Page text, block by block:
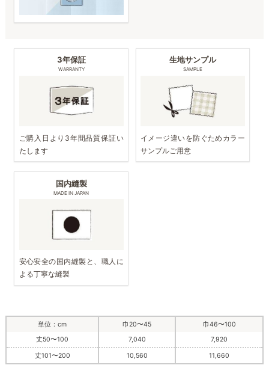
3年保証
WARRANTY
ご購入日より3年間品質保証い
たします
生地サンプル
SAMPLE
イメージ違いを防ぐためカラー
サンプルご用意
国内縫製
MADE IN JAPAN
安心安全の国内縫製と、職人に
よる丁寧な縫製
単位：cm 巾20〜45
巾46〜100
丈50〜100
7,040 7,920
丈101〜200 10,560 11,660